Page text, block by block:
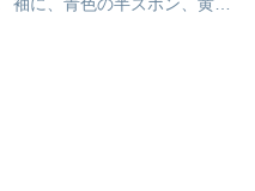
袖に、青色の半ズボン、黄色